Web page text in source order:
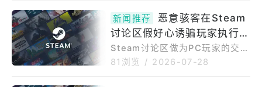
台，希望结合行动装置与PC间的
跨平台游玩与跨平台进度，以扩
大市场。Ubisoft指出，《全境
档，让玩家与改装爱好者能依照
精确尺寸设计制作各式客制化配
件，包括前面板、替换外壳、支
架、底座等3D列印配件。目前各
大通路仍持续缺货，Valve更新S
新闻推荐
恶意骇客在Steam
讨论区假好心诱骗玩家执行修
复指令以「ClickFix」手法暗
装木马程式挖矿
Steam讨论区做为PC玩家的交流
平台，近期被揭露出现一波利用
81浏览 / 2026-07-28